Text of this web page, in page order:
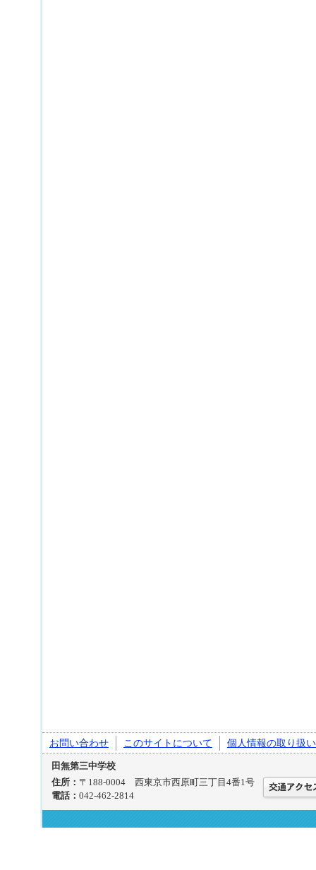
お問い合わせ このサイトについて 個人情報の取り扱い
田無第三中学校
住所： 〒188-0004 西東京市西原町三丁目4番1号
電話： 042-462-2814